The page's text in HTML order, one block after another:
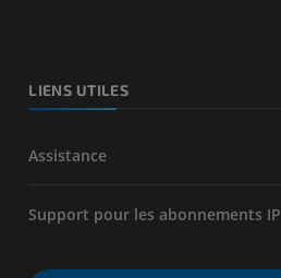
LIENS UTILES
Assistance
Support pour les abonnements IP